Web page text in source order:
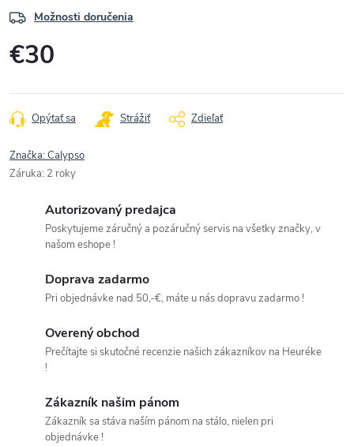
Možnosti doručenia
€30
cena:
Opýtať sa Strážiť Zdieľať
Značka:Calypso
Záruka: 2 roky
Autorizovaný predajca
Poskytujeme záručný a pozáručný servis na všetky značky, v
našom eshope !
Doprava zadarmo
Pri objednávke nad 50,-€, máte u nás dopravu zadarmo !
Overený obchod
Prečítajte si skutočné recenzie našich zákazníkov na Heuréke
!
Zákazník našim pánom
Zákazník sa stáva naším pánom na stálo, nielen pri
objednávke !